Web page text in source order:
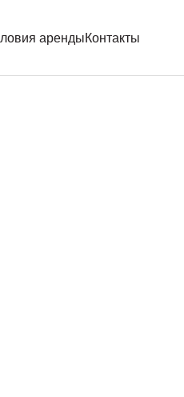
арендыКонтакты